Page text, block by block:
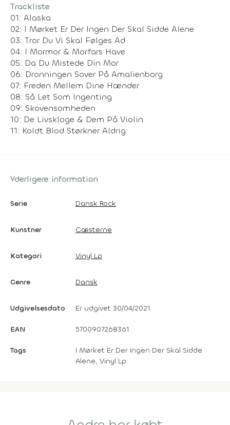
Trackliste
01: Alaska
02: I Mørket Er Der Ingen Der Skal Sidde Alene
03: Tror Du Vi Skal Følges Ad
04: I Mormor & Morfars Have
05: Da Du Mistede Din Mor
06: Dronningen Sover På Amalienborg
07: Freden Mellem Dine Hænder
08: Så Let Som Ingenting
09: Skovensomheden
10: De Livskloge & Dem På Violin
11: Koldt Blod Størkner Aldrig
Yderligere information
Serie Dansk Rock
Kunstner Gæsterne
Kategori Vinyl Lp
Genre Dansk
Udgivelsesdato Er udgivet 30/04/2021
EAN 5700907268361
Tags
I Mørket Er Der Ingen Der Skal Sidde
Alene, Vinyl Lp